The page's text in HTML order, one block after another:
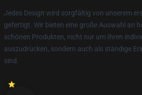
Jedes Design wird sorgfältig von unserem
gefertigt. Wir bieten eine große Auswahl an
schönen Produkten, nicht nur um Ihren
auszudrücken, sondern auch als ständige
sind.